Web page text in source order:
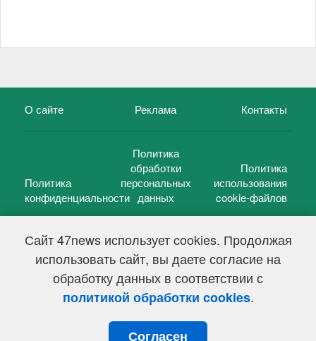
Сайт 47news использует cookies. Продолжая
использовать сайт, вы даете согласие на
обработку данных в соответствии с
политикой обработки cookies.
Согласен
О сайте Реклама Контакты
Политика
конфиденциальности
Политика
обработки
персональных
данных
Политика
использования
cookie-файлов
47 новостей (47 news)2005 — 2026 г.
Свидетельство о регистрации СМИ Эл № ФС 77-39848, выдано
Федеральной службой по надзору в сфере связи,
информационных технологий и массовых коммуникаций